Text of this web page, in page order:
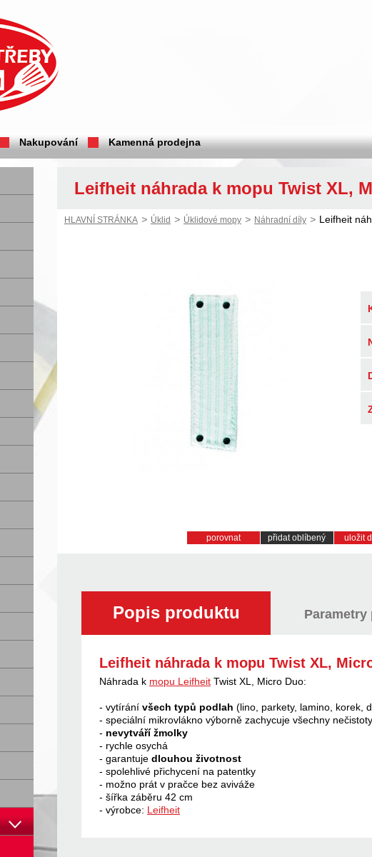
Nakupování Kamenná prodejna
Leifheit náhrada k mopu Twist XL,
HLAVNÍ STRÁNKA > Úklid > Úklidové mopy > Náhradní díly > Leifheit
porovnat přidat oblíbený uložit
Popis produktu Parametry
Leifheit náhrada k mopu Twist XL,
Náhrada k mopu Leifheit Twist XL, Micro Duo:
- vytírání všech typů podlah (lino, parkety, lamino, korek,
- speciální mikrovlákno výborně zachycuje všechny nečistoty
- nevytváří žmolky
- rychle osychá
- garantuje dlouhou životnost
- spolehlivé přichycení na patentky
- možno prát v pračce bez aviváže
- šířka záběru 42 cm
- výrobce: Leifheit